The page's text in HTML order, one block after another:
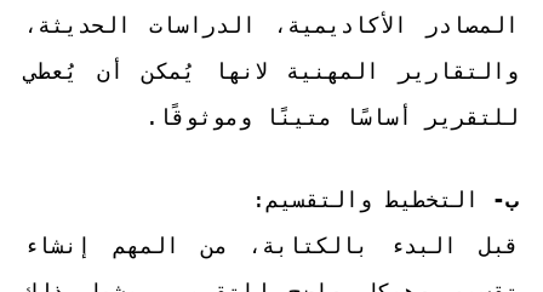
المصادر الأكاديمية، الدراسات الحديثة،
والتقارير المهنية لانها يُمكن أن يُعطي
للتقرير أساسًا متينًا وموثوقًا.
ب- التخطيط والتقسيم:
قبل البدء بالكتابة، من المهم إنشاء